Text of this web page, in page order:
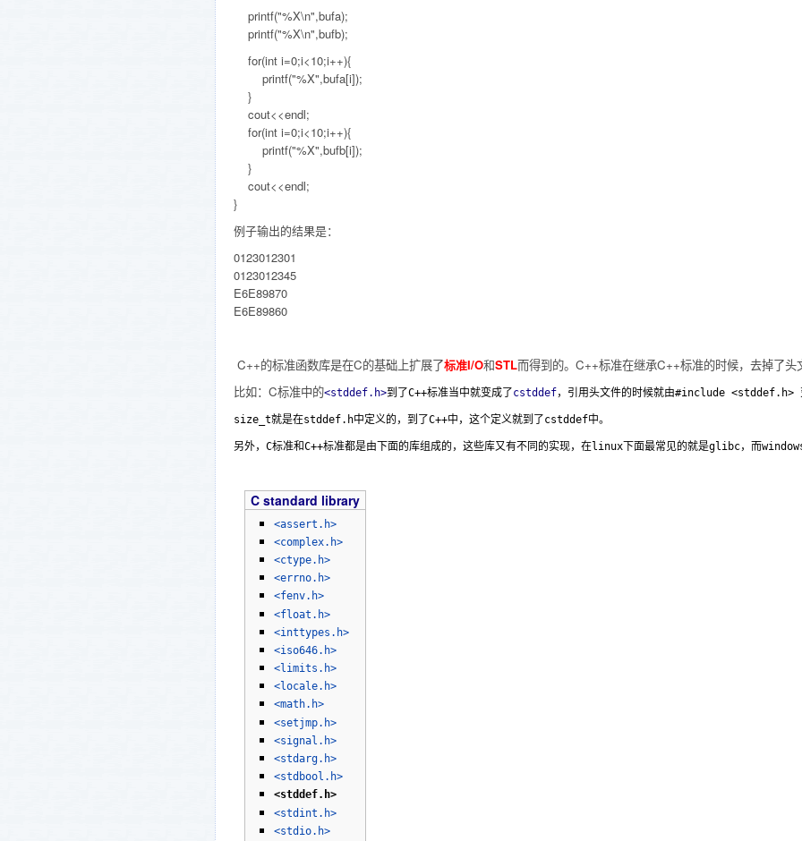
printf("%X\n",bufa);
printf("%X\n",bufb);
for(int i=0;i<10;i++){
printf("%X",bufa[i]);
}
cout<<endl;
for(int i=0;i<10;i++){
printf("%X",bufb[i]);
}
cout<<endl;
}
例子输出的结果是：
0123012301
0123012345
E6E89870
E6E89860
C++的标准函数库是在C的基础上扩展了标准I/O和STL而得到的。 C++标准在继承C++标准的时候，去掉了头
比如：C标准中的<stddef.h>到了C++标准当中就变成了 cstddef，引用头文件的时候就由#include <stddef.h>
size_t就是在stddef.h中定义的，到了C++中，这个定义就到了cstddef中。
另外，C标准和C++标准都是由下面的库组成的，这些库又有不同的实现，在linux下面最常见的就是glibc，而
C standard library
<assert.h>
<complex.h>
<ctype.h>
<errno.h>
<fenv.h>
<float.h>
<inttypes.h>
<iso646.h>
<limits.h>
<locale.h>
<math.h>
<setjmp.h>
<signal.h>
<stdarg.h>
<stdbool.h>
<stddef.h>
<stdint.h>
<stdio.h>